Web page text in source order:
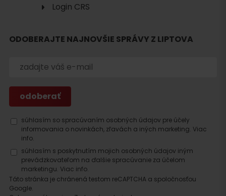
Hľadať
ubytovanie
Login CRS
ODOBERAJTE NAJNOVŠIE SPRÁVY Z LIPTOVA
súhlasím so spracúvaním osobných údajov pre účely
informovania o novinkách, zľavách a iných marketing. Viac
info.
súhlasím s poskytnutím mojich osobných údajov iným
prevádzkovateľom na ďalšie spracúvanie za účelom
marketingu. Viac info.
Táto stránka je chránená testom reCAPTCHA a spoločnosťou
Google.